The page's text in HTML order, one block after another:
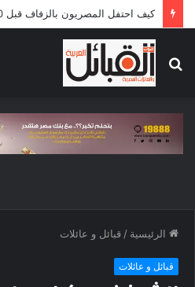
كيف احتفل المصريون بالزفاف قبل 700 عام؟
عن
الرئيسية / قبائل و عائلات
قبائل و عائلات